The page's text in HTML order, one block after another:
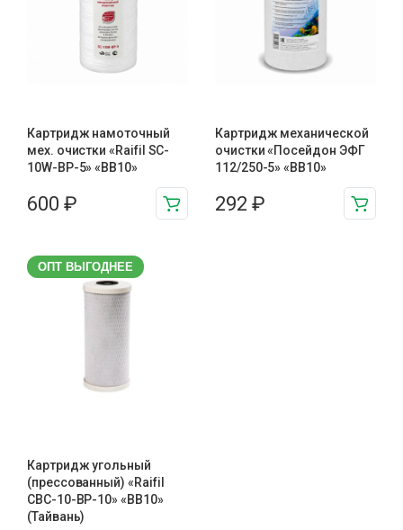
Картридж намоточный
мех. очистки «Raifil SC-
10W-BP-5» «BB10»
600 ₽
Картридж механической
очистки «Посейдон ЭФГ
112/250-5» «ВВ10»
292 ₽
ОПТ ВЫГОДНЕЕ
Картридж угольный
(прессованный) «Raifil
CBC-10-BP-10» «BB10»
(Тайвань)